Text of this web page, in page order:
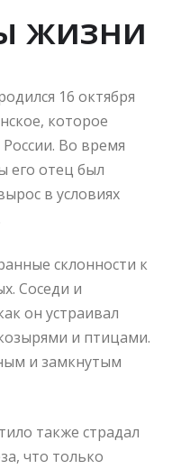
жизни
16 октября
которое
Во время
его отец был
в условиях
склонности к
Соседи и
он устраивал
и птицами.
и замкнутым
также страдал
что только